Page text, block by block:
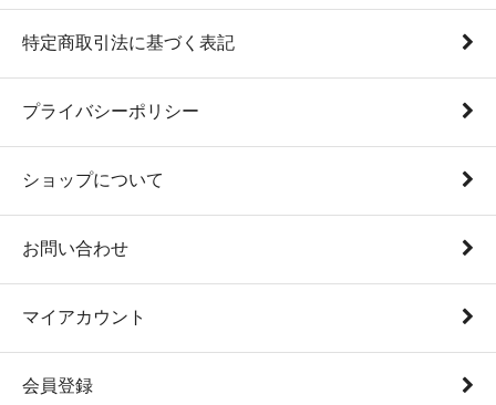
特定商取引法に基づく表記
プライバシーポリシー
ショップについて
お問い合わせ
マイアカウント
会員登録